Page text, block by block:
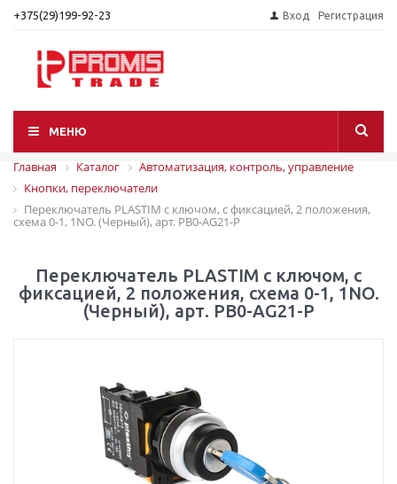
+375(29)199-92-23 Вход Регистрация
МЕНЮ
Главная Каталог
Автоматизация, контроль, управление
Кнопки, переключатели
Переключатель PLASTIM с ключом, с фиксацией, 2 положения,
схема 0-1, 1NO. (Черный), арт. PB0-AG21-P
Переключатель PLASTIM с ключом, с
фиксацией, 2 положения, схема 0-1, 1NO.
(Черный), арт. PB0-AG21-P